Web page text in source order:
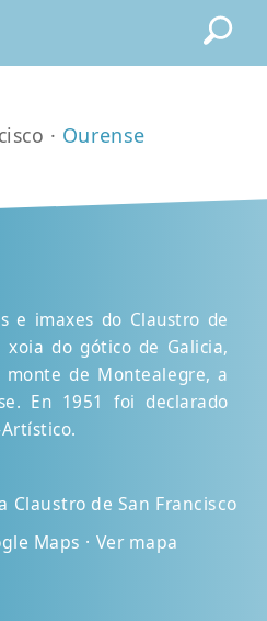
· Ourense
e imaxes do Claustro de
xoia do gótico de Galicia,
de Montealegre, a
En 1951 foi declarado
Claustro de San Francisco
Maps · Ver mapa